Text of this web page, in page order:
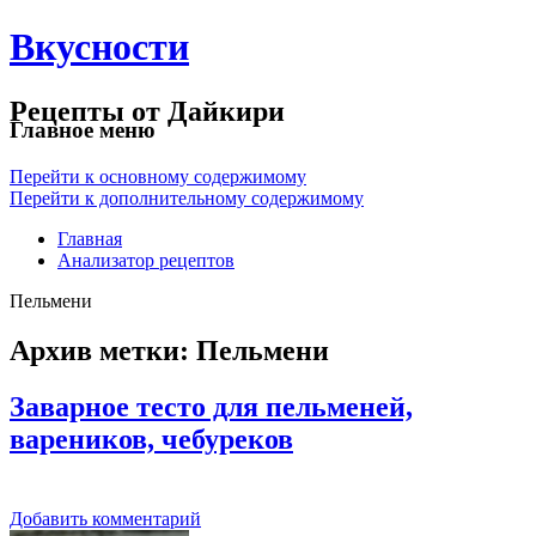
Вкусности
Рецепты от Дайкири
Главное меню
Перейти к основному содержимому
Перейти к дополнительному содержимому
Главная
Анализатор рецептов
Пельмени
Архив метки: Пельмени
Заварное тесто для пельменей,
вареников, чебуреков
Добавить комментарий